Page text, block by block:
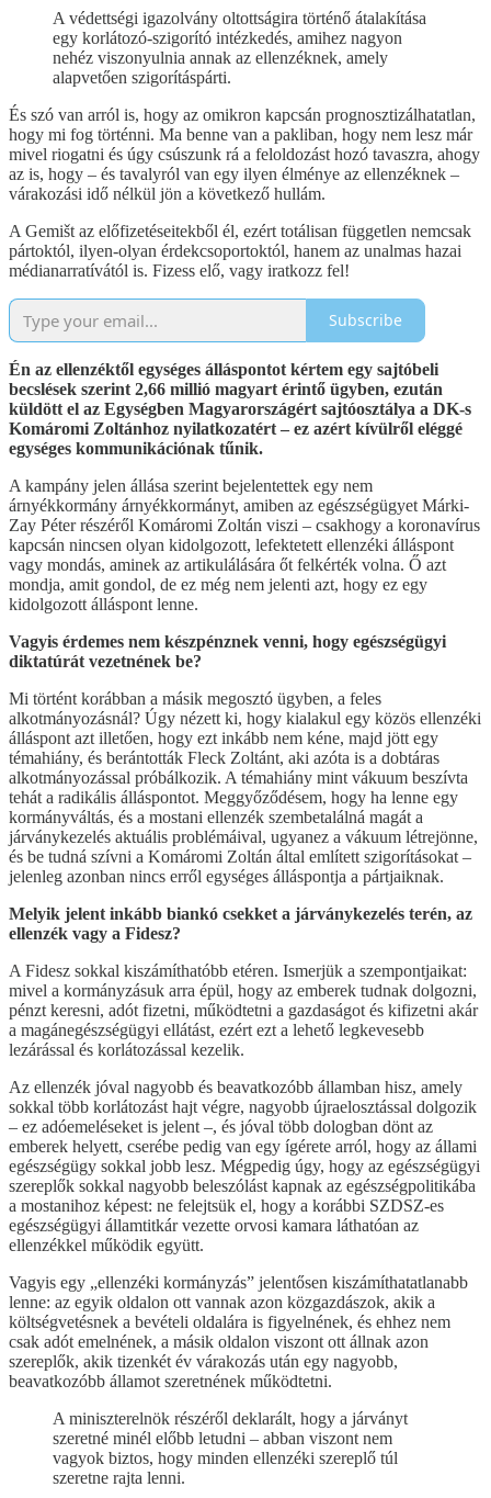
A védettségi igazolvány oltottságira történő átalakítása
egy korlátozó-szigorító intézkedés, amihez nagyon
nehéz viszonyulnia annak az ellenzéknek, amely
alapvetően szigorításpárti.
És szó van arról is, hogy az omikron kapcsán prognosztizálhatatlan,
hogy mi fog történni. Ma benne van a pakliban, hogy nem lesz már
mivel riogatni és úgy csúszunk rá a feloldozást hozó tavaszra, ahogy
az is, hogy – és tavalyról van egy ilyen élménye az ellenzéknek –
várakozási idő nélkül jön a következő hullám.
A Gemišt az előfizetéseitekből él, ezért totálisan független nemcsak
pártoktól, ilyen-olyan érdekcsoportoktól, hanem az unalmas hazai
médianarratívától is. Fizess elő, vagy iratkozz fel!
Subscribe
Én az ellenzéktől egységes álláspontot kértem egy sajtóbeli
becslések szerint 2,66 millió magyart érintő ügyben, ezután
küldött el az Egységben Magyarországért sajtóosztálya a DK-s
Komáromi Zoltánhoz nyilatkozatért – ez azért kívülről eléggé
egységes kommunikációnak tűnik.
A kampány jelen állása szerint bejelentettek egy nem
árnyékkormány árnyékkormányt, amiben az egészségügyet Márki-
Zay Péter részéről Komáromi Zoltán viszi – csakhogy a koronavírus
kapcsán nincsen olyan kidolgozott, lefektetett ellenzéki álláspont
vagy mondás, aminek az artikulálására őt felkérték volna. Ő azt
mondja, amit gondol, de ez még nem jelenti azt, hogy ez egy
kidolgozott álláspont lenne.
Vagyis érdemes nem készpénznek venni, hogy egészségügyi
diktatúrát vezetnének be?
Mi történt korábban a másik megosztó ügyben, a feles
alkotmányozásnál? Úgy nézett ki, hogy kialakul egy közös ellenzéki
álláspont azt illetően, hogy ezt inkább nem kéne, majd jött egy
témahiány, és berántották Fleck Zoltánt, aki azóta is a dobtáras
alkotmányozással próbálkozik. A témahiány mint vákuum beszívta
tehát a radikális álláspontot. Meggyőződésem, hogy ha lenne egy
kormányváltás, és a mostani ellenzék szembetalálná magát a
járványkezelés aktuális problémáival, ugyanez a vákuum létrejönne,
és be tudná szívni a Komáromi Zoltán által említett szigorításokat –
jelenleg azonban nincs erről egységes álláspontja a pártjaiknak.
Melyik jelent inkább biankó csekket a járványkezelés terén, az
ellenzék vagy a Fidesz?
A Fidesz sokkal kiszámíthatóbb etéren. Ismerjük a szempontjaikat:
mivel a kormányzásuk arra épül, hogy az emberek tudnak dolgozni,
pénzt keresni, adót fizetni, működtetni a gazdaságot és kifizetni akár
a magánegészségügyi ellátást, ezért ezt a lehető legkevesebb
lezárással és korlátozással kezelik.
Az ellenzék jóval nagyobb és beavatkozóbb államban hisz, amely
sokkal több korlátozást hajt végre, nagyobb újraelosztással dolgozik
– ez adóemeléseket is jelent –, és jóval több dologban dönt az
emberek helyett, cserébe pedig van egy ígérete arról, hogy az állami
egészségügy sokkal jobb lesz. Mégpedig úgy, hogy az egészségügyi
szereplők sokkal nagyobb beleszólást kapnak az egészségpolitikába
a mostanihoz képest: ne felejtsük el, hogy a korábbi SZDSZ-es
egészségügyi államtitkár vezette orvosi kamara láthatóan az
ellenzékkel működik együtt.
Vagyis egy „ellenzéki kormányzás” jelentősen kiszámíthatatlanabb
lenne: az egyik oldalon ott vannak azon közgazdászok, akik a
költségvetésnek a bevételi oldalára is figyelnének, és ehhez nem
csak adót emelnének, a másik oldalon viszont ott állnak azon
szereplők, akik tizenkét év várakozás után egy nagyobb,
beavatkozóbb államot szeretnének működtetni.
A miniszterelnök részéről deklarált, hogy a járványt
szeretné minél előbb letudni – abban viszont nem
vagyok biztos, hogy minden ellenzéki szereplő túl
szeretne rajta lenni.